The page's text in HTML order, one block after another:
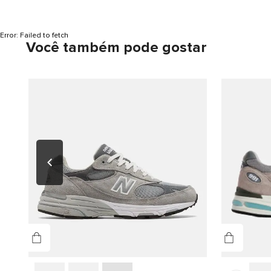
Error: Failed to fetch
Você também pode gostar